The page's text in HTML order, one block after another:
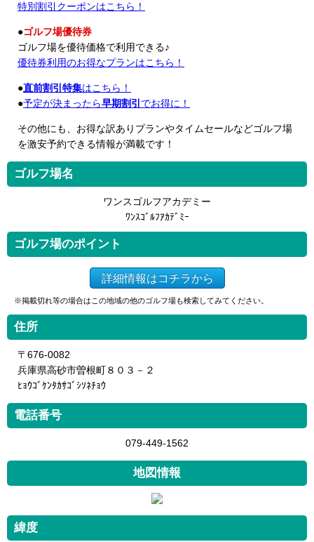
特別割引クーポンはこちら！
●ゴルフ場優待券
ゴルフ場を優待価格で利用できる♪
優待券利用のお得なプランはこちら！
●直前割引特集はこちら！
●予定が決まったら早期割引 でお得に！
その他にも、お得な訳ありプランやタイムセールなどゴルフ場
を激安予約できる情報が満載です！
ゴルフ場名
ワンスゴルフアカデミー
ﾜﾝｽｺﾞﾙﾌｱｶﾃﾞﾐｰ
ゴルフ場のポイント
詳細情報はコチラから
※掲載切れ等の場合はこの地域の他のゴルフ場も検索してみてください。
住所
〒676-0082
兵庫県高砂市曽根町８０３－２
ﾋｮｳｺﾞｹﾝﾀｶｻｺﾞｼｿﾈﾁｮｳ
電話番号
079-449-1562
地図情報
緯度